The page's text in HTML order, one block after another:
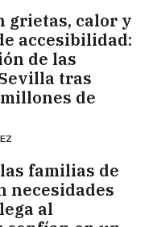
grietas, calor y
accesibilidad:
de las
tras
de
familias de
necesidades
al